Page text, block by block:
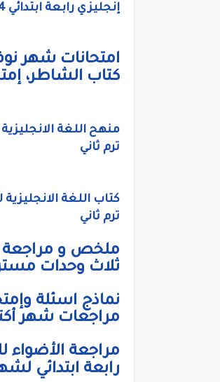
إنجليزي رابعة ابتدائي 2024
امتحانات شهر
كتاب الشاطر،
ترم ثاني
ترم ثاني
ملخص و مراجعة
ثلاث وحدات
نماذج اسئلة
مراجعات شهر
مراجعة الأضواء
رابعة ابتدائي